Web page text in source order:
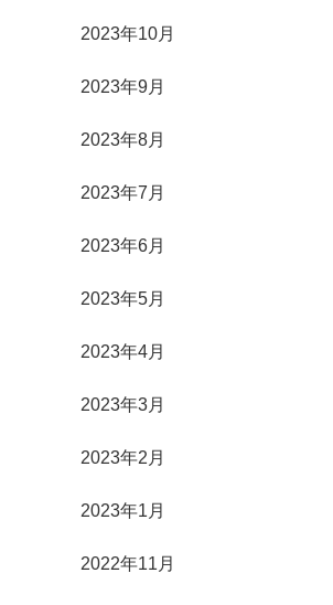
2023年10月
2023年9月
2023年8月
2023年7月
2023年6月
2023年5月
2023年4月
2023年3月
2023年2月
2023年1月
2022年11月